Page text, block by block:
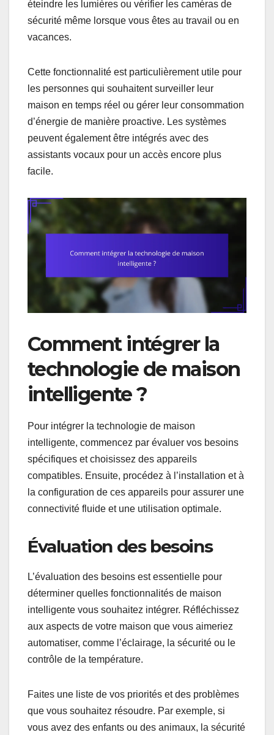
éteindre les lumières ou vérifier les caméras de
sécurité même lorsque vous êtes au travail ou en
vacances.
Cette fonctionnalité est particulièrement utile pour
les personnes qui souhaitent surveiller leur
maison en temps réel ou gérer leur consommation
d’énergie de manière proactive. Les systèmes
peuvent également être intégrés avec des
assistants vocaux pour un accès encore plus
facile.
Comment intégrer la
technologie de maison
intelligente ?
Pour intégrer la technologie de maison
intelligente, commencez par évaluer vos besoins
spécifiques et choisissez des appareils
compatibles. Ensuite, procédez à l’installation et à
la configuration de ces appareils pour assurer une
connectivité fluide et une utilisation optimale.
Évaluation des besoins
L’évaluation des besoins est essentielle pour
déterminer quelles fonctionnalités de maison
intelligente vous souhaitez intégrer. Réfléchissez
aux aspects de votre maison que vous aimeriez
automatiser, comme l’éclairage, la sécurité ou le
contrôle de la température.
Faites une liste de vos priorités et des problèmes
que vous souhaitez résoudre. Par exemple, si
vous avez des enfants ou des animaux, la sécurité